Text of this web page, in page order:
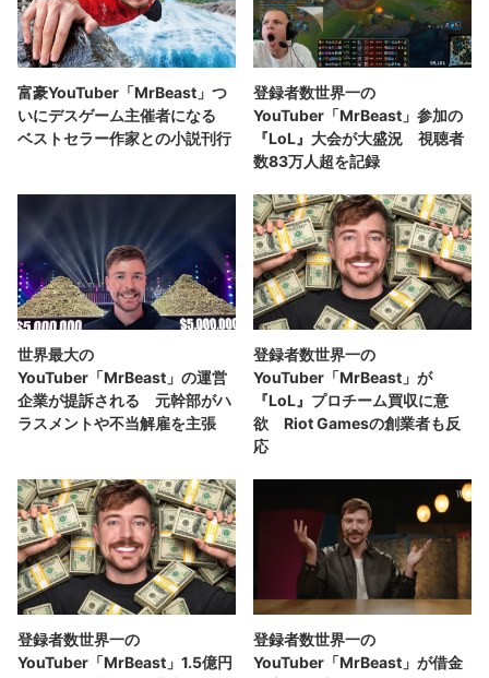
富豪YouTuber「MrBeast」つ
いにデスゲーム主催者になる
ベストセラー作家との小説刊行
登録者数世界一の
YouTuber「MrBeast」参加の
『LoL』大会が大盛況 視聴者
数83万人超を記録
世界最大の
YouTuber「MrBeast」の運営
企業が提訴される 元幹部がハ
ラスメントや不当解雇を主張
登録者数世界一の
YouTuber「MrBeast」が
『LoL』プロチーム買収に意
欲 Riot Gamesの創業者も反
応
登録者数世界一の
YouTuber「MrBeast」1.5億円
登録者数世界一の
YouTuber「MrBeast」が借金